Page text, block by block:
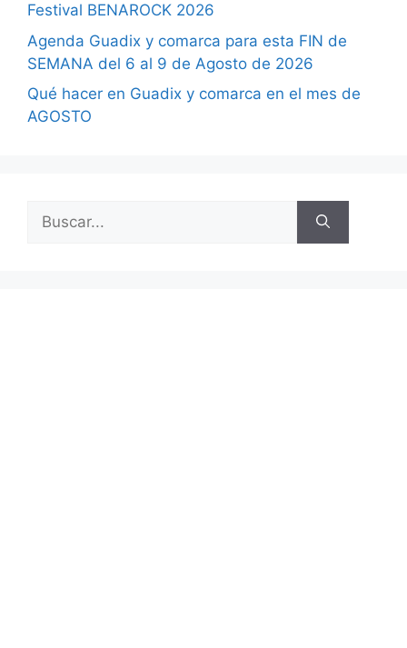
Festival BENAROCK 2026
Agenda Guadix y comarca para esta FIN de
SEMANA del 6 al 9 de Agosto de 2026
Qué hacer en Guadix y comarca en el mes de
AGOSTO
Buscar: